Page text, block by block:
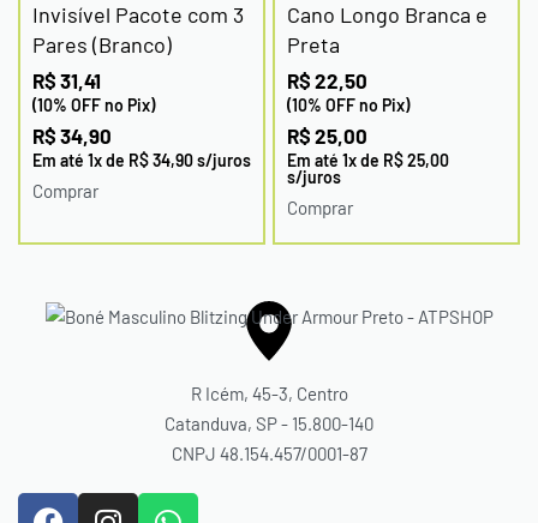
Invisível Pacote com 3
Pares (Branco)
R$ 31,41
(10% OFF no Pix)
R$ 34,90
Em até 1x de R$34,90s/juros
Comprar
Cano Longo Branca e
Preta
R$ 22,50
(10% OFF no Pix)
R$ 25,00
Em até 1x de R$25,00
s/juros
Comprar
R Icém, 45-3, Centro
Catanduva, SP - 15.800-140
CNPJ 48.154.457/0001-87